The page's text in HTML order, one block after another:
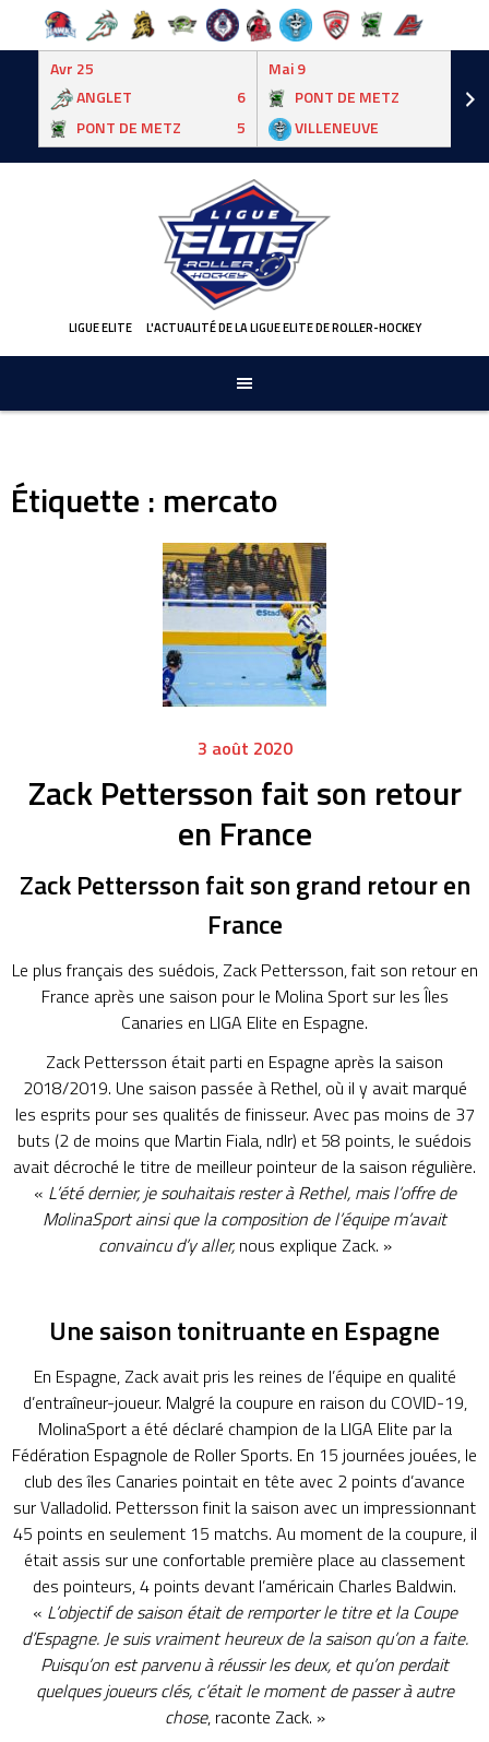
Avr 25
ANGLET
6
PONT DE METZ
5
Mai 9
PONT DE METZ
VILLENEUVE
LIGUE ELITE L'ACTUALITÉ DE LA LIGUE ELITE DE ROLLER-HOCKEY
Étiquette : mercato
3 août 2020
Zack Pettersson fait son retour
en France
Zack Pettersson fait son grand retour en
France
Le plus français des suédois, Zack Pettersson, fait son retour en
France après une saison pour le Molina Sport sur les Îles
Canaries en LIGA Elite en Espagne.
Zack Pettersson était parti en Espagne après la saison
2018/2019. Une saison passée à Rethel, où il y avait marqué
les esprits pour ses qualités de finisseur. Avec pas moins de 37
buts (2 de moins que Martin Fiala, ndlr) et 58 points, le suédois
avait décroché le titre de meilleur pointeur de la saison régulière.
« L’été dernier, je souhaitais rester à Rethel, mais l’offre de
MolinaSport ainsi que la composition de l’équipe m’avait
convaincu d’y aller, nous explique Zack. »
Une saison tonitruante en Espagne
En Espagne, Zack avait pris les reines de l’équipe en qualité
d’entraîneur-joueur. Malgré la coupure en raison du COVID-19,
MolinaSport a été déclaré champion de la LIGA Elite par la
Fédération Espagnole de Roller Sports. En 15 journées jouées, le
club des îles Canaries pointait en tête avec 2 points d’avance
sur Valladolid. Pettersson finit la saison avec un impressionnant
45 points en seulement 15 matchs. Au moment de la coupure, il
était assis sur une confortable première place au classement
des pointeurs, 4 points devant l’américain Charles Baldwin.
« L’objectif de saison était de remporter le titre et la Coupe
d’Espagne. Je suis vraiment heureux de la saison qu’on a faite.
Puisqu’on est parvenu à réussir les deux, et qu’on perdait
quelques joueurs clés, c’était le moment de passer à autre
chose, raconte Zack. »